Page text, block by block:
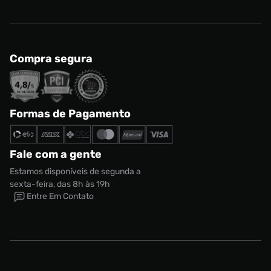
Compra segura
Formas de Pagamento
Fale com a gente
Estamos disponíveis de segunda a
sexta-feira, das 8h às 19h
Entre Em Contato